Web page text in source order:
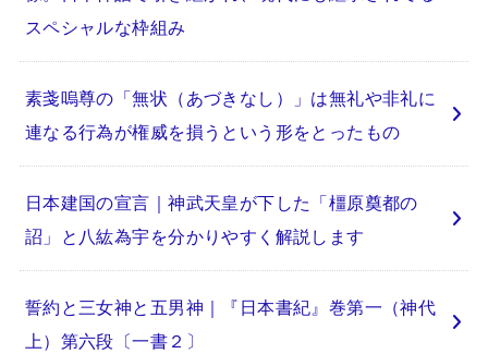
スペシャルな枠組み
素戔嗚尊の「無状（あづきなし）」は無礼や非礼に
連なる行為が権威を損うという形をとったもの
日本建国の宣言｜神武天皇が下した「橿原奠都の
詔」と八紘為宇を分かりやすく解説します
誓約と三女神と五男神｜『日本書紀』巻第一（神代
上）第六段〔一書２〕